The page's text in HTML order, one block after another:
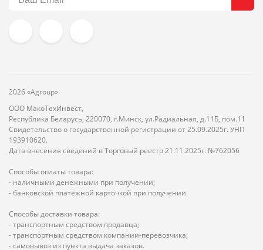
2026 «Agroup»
ООО МакоТехИнвест,
Республика Беларусь, 220070, г.Минск, ул.Радиальная, д.11Б, пом.11
Свидетельство о государственной регистрации от 25.09.2025г. УНП
193910620.
Дата внесения сведений в Торговый реестр 21.11.2025г. №762056
Способы оплаты товара:
- наличными денежными при получении;
- банковской платёжной карточкой при получении.
Способы доставки товара:
- транспортным средством продавца;
- транспортным средством компании-перевозчика;
- самовывоз из пункта выдача заказов.